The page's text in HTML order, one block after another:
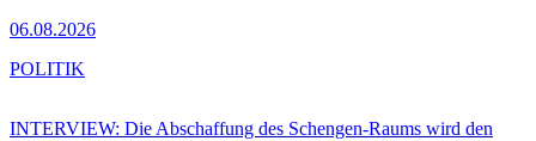
06.08.2026
INTERVIEW: Die Abschaffung des Schengen-Raums wird den
POLITIK